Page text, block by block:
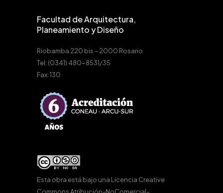
Facultad de Arquitectura,
Planeamiento y Diseño
Riobamba 220 bis – 2000 Rosario
Tel: (0341) 480-8531/35
Fax: 130
Esta obra está bajo una Licencia Creative